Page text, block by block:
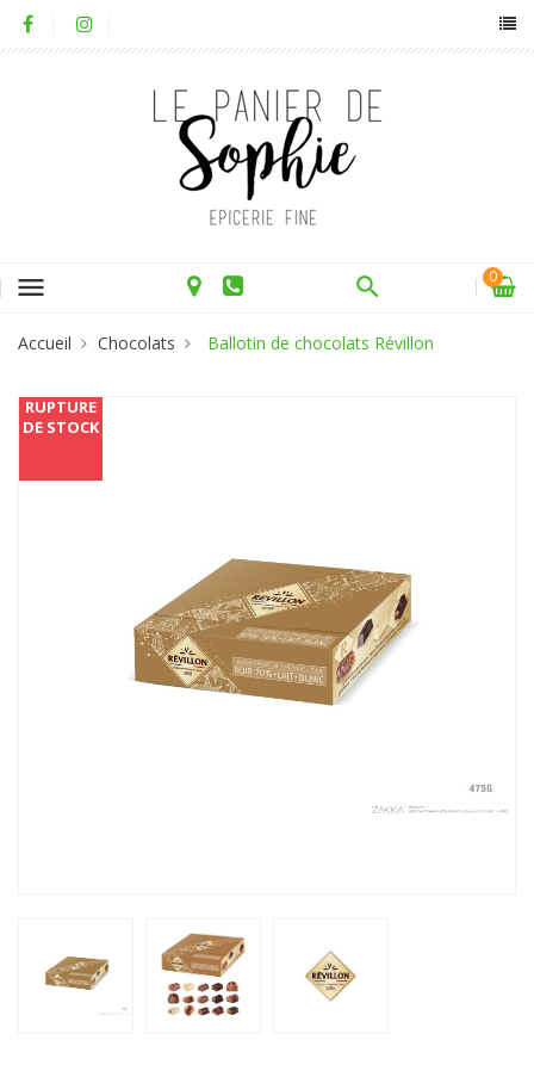
menu 0
Accueil Chocolats Ballotin de chocolats Révillon
RUPTURE
DE STOCK